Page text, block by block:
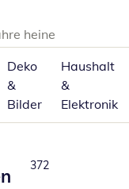
heine
Deko
&
Bilder
Haushalt
&
Elektronik
Produkte
372